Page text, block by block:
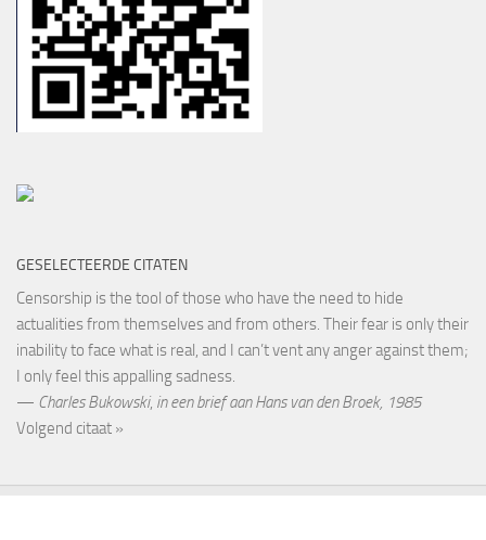
GESELECTEERDE CITATEN
Censorship is the tool of those who have the need to hide
actualities from themselves and from others. Their fear is only their
inability to face what is real, and I can’t vent any anger against them;
I only feel this appalling sadness.
— Charles Bukowski, in een brief aan Hans van den Broek, 1985
Volgend citaat »